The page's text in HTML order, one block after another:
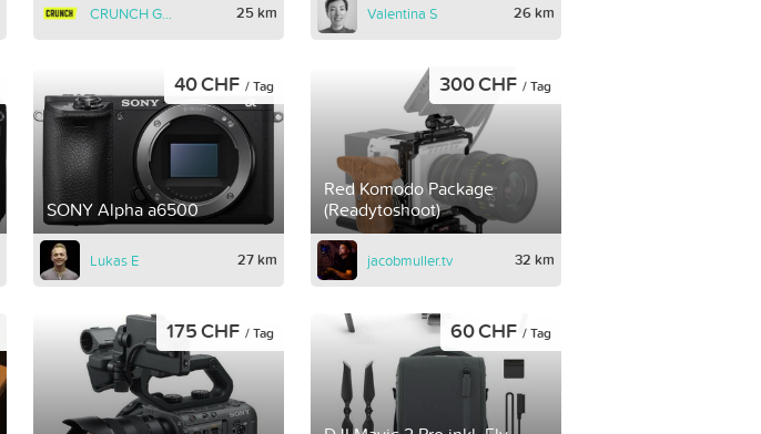
CRUNCH GmbH 25 km Valentina S 26 km
SONY Alpha a6500
40 CHF / Tag
Lukas E 27 km
Red Komodo Package
(Readytoshoot)
300 CHF / Tag
jacobmuller.tv 32 km
175 CHF / Tag 60 CHF / Tag